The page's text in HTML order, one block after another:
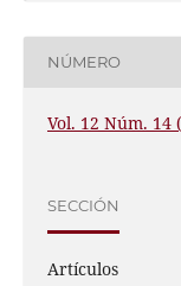
NÚMERO
Vol. 12 Núm. 14
SECCIÓN
Artículos